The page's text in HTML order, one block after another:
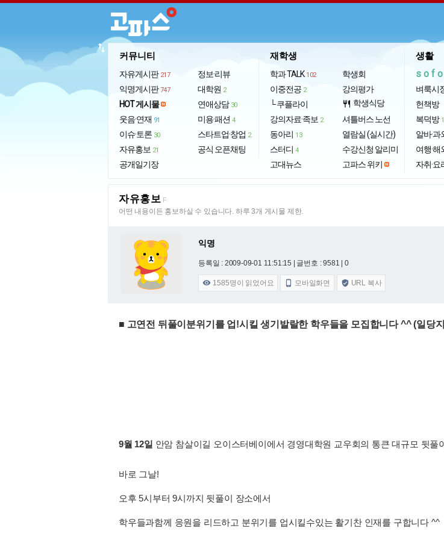
커뮤니티
자유게시판 217
익명게시판 747
HOT 게시물
웃음·연재 91
이슈·토론 30
자유홍보 21
공개일기장
정보·리뷰
대학원 2
연애상담 30
미용·패션 4
스타트업·창업 2
공식 오픈채팅
재학생
학과 TALK 102
이중전공 2
└ 쿠플라이
강의자료·족보 2
동아리 13
스터디 4
고대뉴스
학생회
강의평가
restaurant 학생식당
셔틀버스 노선
열람실 (실시간)
수강신청 알리미
고파스 위키
생활
sofo
벼룩시
헌책방
복덕방
알바·과
여행·해
자취·요
import_export
자유홍보 F
어떤 내용이든 홍보하실 수 있습니다. 하루 3개 게시물 제한.
익명
등록일 : 2009-09-01 11:51:15 | 글번호 : 9581 | 0
 1585명이 읽었어요  모바일화면  URL 복사
■ 고연전 뒤풀이분위기를 업!시킬 생기발랄한 학우들을 모집합니다 ^^ (일당
9월 12일 안암 참살이길 오이스터베이에서 경영대학원 교우회의 통큰 대규모 뒷풀
바로 그날!
오후 5시부터 9시까지 뒷풀이 장소에서
학우들과함께 응원을 리드하고 분위기를 업시킬수있는 활기찬 인재를 구합니다 ^^